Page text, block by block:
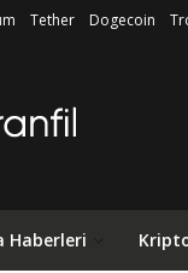
Tether Dogecoin
Haberleri